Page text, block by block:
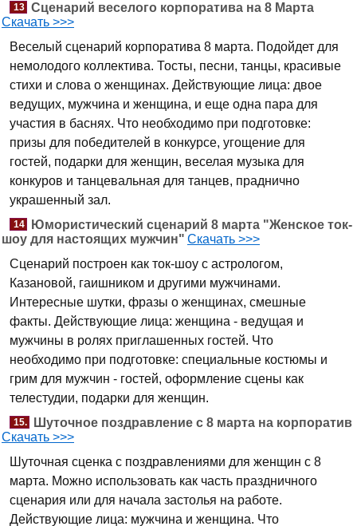
13 Сценарий веселого корпоратива на 8 Марта
Скачать >>>
Веселый сценарий корпоратива 8 марта. Подойдет для
немолодого коллектива. Тосты, песни, танцы, красивые
стихи и слова о женщинах. Действующие лица: двое
ведущих, мужчина и женщина, и еще одна пара для
участия в баснях. Что необходимо при подготовке:
призы для победителей в конкурсе, угощение для
гостей, подарки для женщин, веселая музыка для
конкуров и танцевальная для танцев, праднично
украшенный зал.
14
Юмористический сценарий 8 марта "Женское ток-
шоу для настоящих мужчин" Скачать >>>
Сценарий построен как ток-шоу с астрологом,
Казановой, гаишником и другими мужчинами.
Интересные шутки, фразы о женщинах, смешные
факты. Действующие лица: женщина - ведущая и
мужчины в ролях приглашенных гостей. Что
необходимо при подготовке: специальные костюмы и
грим для мужчин - гостей, оформление сцены как
телестудии, подарки для женщин.
15.
Шуточное поздравление с 8 марта на корпоратив
Скачать >>>
Шуточная сценка с поздравлениями для женщин с 8
марта. Можно использовать как часть праздничного
сценария или для начала застолья на работе.
Действующие лица: мужчина и женщина. Что